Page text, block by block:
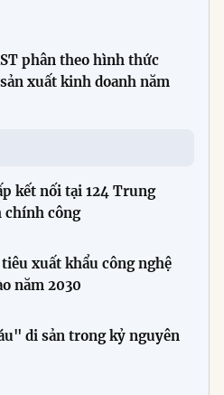
phân theo hình thức
xuất kinh doanh năm
kết nối tại 124 Trung
chính công
xuất khẩu công nghệ
năm 2030
di sản trong kỷ nguyên